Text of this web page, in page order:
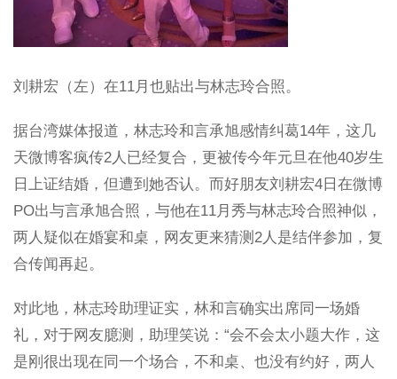
刘耕宏（左）在11月也贴出与林志玲合照。
据台湾媒体报道，林志玲和言承旭感情纠葛14年，这几
天微博客疯传2人已经复合，更被传今年元旦在他40岁生
日上证结婚，但遭到她否认。而好朋友刘耕宏4日在微博
PO出与言承旭合照，与他在11月秀与林志玲合照神似，
两人疑似在婚宴和桌，网友更来猜测2人是结伴参加，复
合传闻再起。
对此地，林志玲助理证实，林和言确实出席同一场婚
礼，对于网友臆测，助理笑说：“会不会太小题大作，这
是刚很出现在同一个场合，不和桌、也没有约好，两人